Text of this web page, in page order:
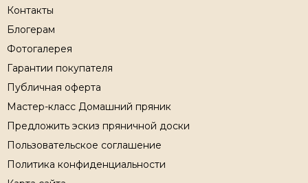
Контакты
Блогерам
Фотогалерея
Гарантии покупателя
Публичная оферта
Мастер-класс Домашний пряник
Предложить эскиз пряничной доски
Пользовательское соглашение
Политика конфиденциальности